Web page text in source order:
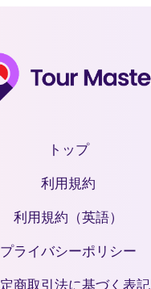
トップ
利用規約
利用規約（英語）
プライバシーポリシー